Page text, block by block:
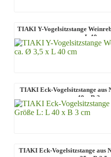
TIAKI Y-Vogelsitzstange
x L 40 cm ...
TIAKI Eck-Vogelsitzstange aus
40 x B 3 cm
TIAKI Eck-Vogelsitzstange aus